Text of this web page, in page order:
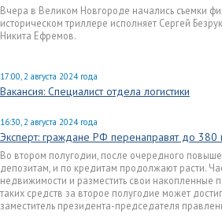
Вчера в Великом Новгороде начались съемки
историческом триллере исполняет Сергей
Никита Ефремов.
17:00, 2 августа 2024 года
Вакансия: Специалист отдела логистики
16:30, 2 августа 2024 года
Эксперт: граждане РФ перенаправят до
Во втором полугодии, после очередного
депозитам, и по кредитам продолжают расти.
недвижимости и разместить свои
таких средств за второе полугодие может
заместитель президента-председателя